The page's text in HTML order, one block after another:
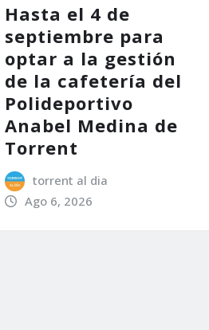
Hasta el 4 de
septiembre para
optar a la gestión
de la cafetería del
Polideportivo
Anabel Medina de
Torrent
torrent al dia
Ago 6, 2026